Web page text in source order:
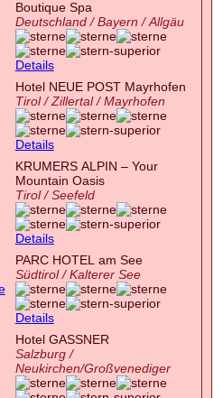
Boutique Spa
Deutschland / Bayern / Allgäu
Details
Hotel NEUE POST Mayrhofen
Tirol / Zillertal / Mayrhofen
Details
KRUMERS ALPIN – Your
Mountain Oasis
Tirol / Seefeld
Details
PARC HOTEL am See
Südtirol / Kalterer See
Details
Hotel GASSNER
Salzburg /
Neukirchen/Großvenediger